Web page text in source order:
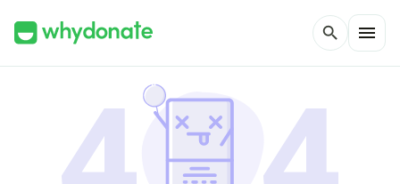
search menu